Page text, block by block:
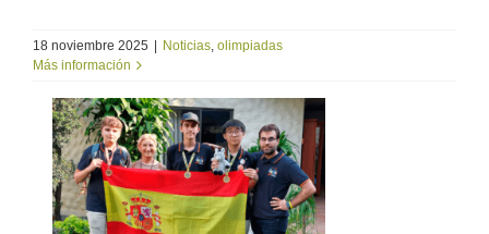
18 noviembre 2025 Noticias, olimpiadas
Más información